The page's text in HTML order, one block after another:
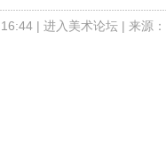
| 进入美术论坛 | 来源